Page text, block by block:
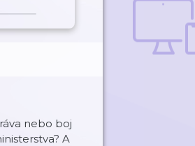
nebo boj
A